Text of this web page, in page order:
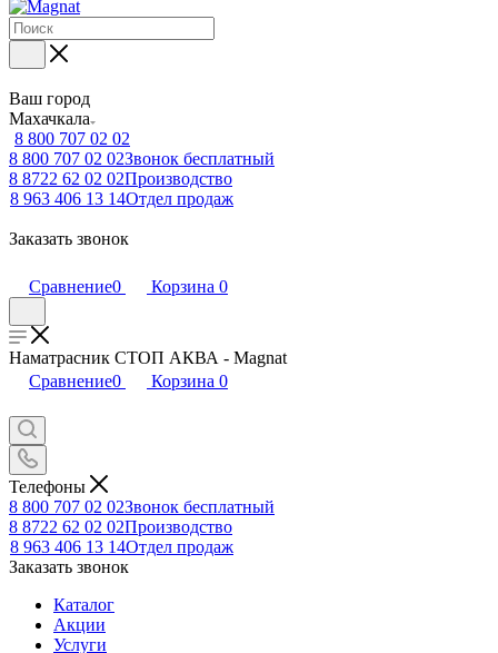
Ваш город
Махачкала
8 800 707 02 02
8 800 707 02 02Звонок бесплатный
8 8722 62 02 02Производство
8 963 406 13 14Отдел продаж
Заказать звонок
Сравнение0 Корзина 0
Наматрасник СТОП АКВА - Magnat
Сравнение0 Корзина 0
Телефоны
8 800 707 02 02Звонок бесплатный
8 8722 62 02 02Производство
8 963 406 13 14Отдел продаж
Заказать звонок
Каталог
Акции
Услуги